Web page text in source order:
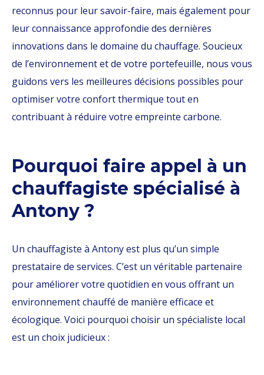
reconnus pour leur savoir-faire, mais également pour
leur connaissance approfondie des dernières
innovations dans le domaine du chauffage. Soucieux
de l’environnement et de votre portefeuille, nous vous
guidons vers les meilleures décisions possibles pour
optimiser votre confort thermique tout en
contribuant à réduire votre empreinte carbone.
Pourquoi faire appel à un
chauffagiste spécialisé à
Antony ?
Un chauffagiste à Antony est plus qu’un simple
prestataire de services. C’est un véritable partenaire
pour améliorer votre quotidien en vous offrant un
environnement chauffé de manière efficace et
écologique. Voici pourquoi choisir un spécialiste local
est un choix judicieux :